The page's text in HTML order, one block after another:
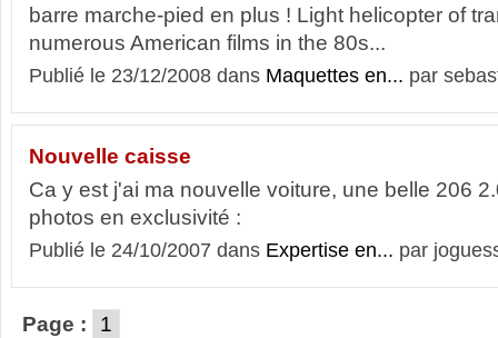
barre marche-pied en plus ! Light helicopter of
numerous American films in the 80s...
Publié le 23/12/2008 dans Maquettes en... par
Nouvelle caisse
Ca y est j'ai ma nouvelle voiture, une belle 206
photos en exclusivité :
Publié le 24/10/2007 dans Expertise en... par
Page : 1